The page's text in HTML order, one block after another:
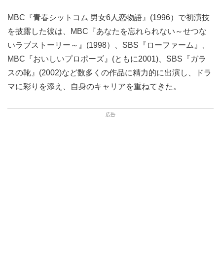
MBC『青春シットコム 男女6人恋物語』(1996）で初演技
を披露した彼は、MBC『あなたを忘れられない～せつな
いラブストーリー～』(1998）、SBS『ローファーム』、
MBC『おいしいプロポーズ』(ともに2001)、SBS『ガラ
スの靴』(2002)など数多くの作品に精力的に出演し、ドラ
マに彩りを添え、自身のキャリアを重ねてきた。